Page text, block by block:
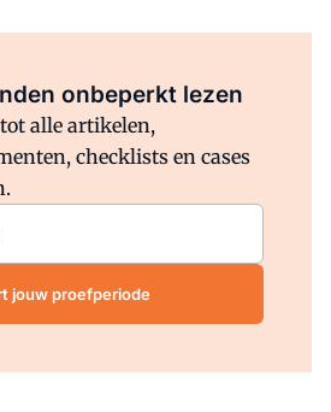
onbeperkt lezen
alle artikelen,
checklists en cases
jouw proefperiode